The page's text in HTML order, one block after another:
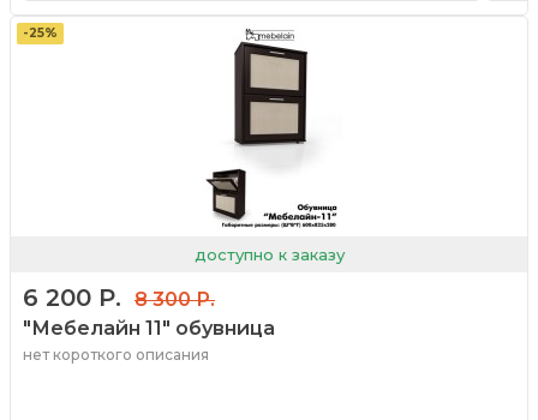
доступно к заказу
-25%
6 200 Р.
8 300 Р.
"Мебелайн 11" обувница
нет короткого описания